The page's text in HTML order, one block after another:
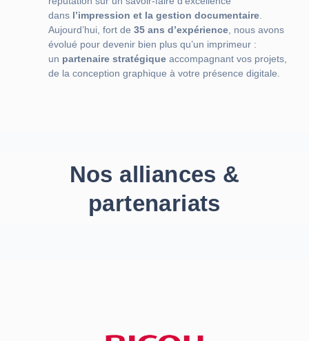
dans l’impression et la gestion documentaire
Aujourd’hui, fort de 35 ans d’expérience , nous avons
évolué pour devenir bien plus qu’un imprimeur :
un partenaire stratégique accompagnant vos projets,
de la conception graphique à votre présence digitale.
Nos alliances &
partenariats